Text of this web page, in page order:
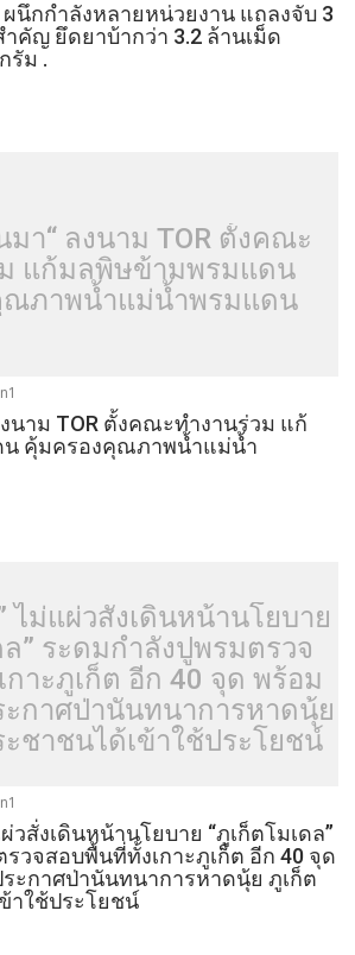
นึกกำลังหลายหน่วยงาน แถลงจับ 3
คัญ ยึดยาบ้ากว่า 3.2 ล้านเม็ด
รัม .
มา“ ลงนาม TOR ตั้งคณะ
แก้มลพิษข้ามพรมแดน
ณภาพน้ำแม่น้ำพรมแดน
นาม TOR ตั้งคณะทำงานร่วม แก้
คุ้มครองคุณภาพน้ำแม่น้ำ
ไม่แผ่วสั่งเดินหน้านโยบาย
ล” ระดมกำลังปูพรมตรวจ
าะภูเก็ต อีก 40 จุด พร้อม
ะกาศป่านันทนาการหาดนุ้ย
ะชาชนได้เข้าใช้ประโยชน์
วสั่งเดินหน้านโยบาย “ภูเก็ตโมเดล”
วจสอบพื้นที่ทั้งเกาะภูเก็ต อีก 40 จุด
ะกาศป่านันทนาการหาดนุ้ย ภูเก็ต
าใช้ประโยชน์